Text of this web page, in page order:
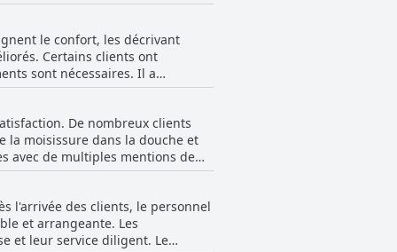
été notées. Malgré ces
garnie et agréable, complétée
et le
tels que des chambres
De plus, les problèmes de
Malgré ces inconvénients,
particulière aux normes de
clients.
le confort, les décrivant
Certains clients ont
sont nécessaires. Il a
ces remarques mitigées,
notamment avec des options
De nombreux clients
la moisissure dans la douche et
avec de multiples mentions de
nettoyer eux-mêmes le lavabo
et les réfrigérateurs.
la nécessité de changer les
sale. Les espaces communs
l'arrivée des clients, le personnel
et arrangeante. Les
leur service diligent. Le